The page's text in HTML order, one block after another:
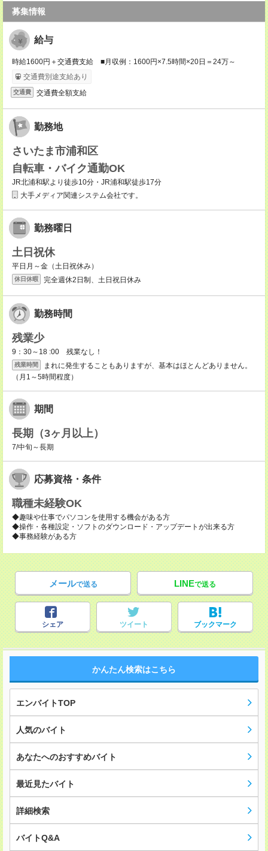
募集情報
給与
時給1600円＋交通費支給 ■月収例：1600円×7.5時間×20日＝24万～
交通費別途支給あり
交通費 交通費全額支給
勤務地
さいたま市浦和区
自転車・バイク通勤OK
JR北浦和駅より徒歩10分・JR浦和駅徒歩17分
大手メディア関連システム会社です。
勤務曜日
土日祝休
平日月～金（土日祝休み）
休日休暇 完全週休2日制、土日祝日休み
勤務時間
残業少
9：30～18 :00 残業なし！
残業時間
まれに発生することもありますが、基本はほとんどありません。
（月1～5時間程度）
期間
長期（3ヶ月以上）
7/中旬～長期
応募資格・条件
職種未経験OK
◆趣味や仕事でパソコンを使用する機会がある方
◆操作・各種設定・ソフトのダウンロード・アップデートが出来る方
◆事務経験がある方
メールで送る LINEで送る
シェア ツイート ブックマーク
かんたん検索はこちら
エンバイトTOP
人気のバイト
あなたへのおすすめバイト
最近見たバイト
詳細検索
バイトQ&A